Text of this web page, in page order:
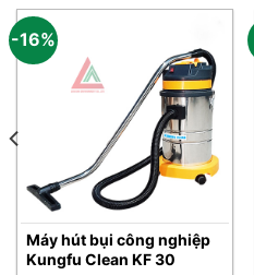
-16%
Máy hút bụi công nghiệp
Kungfu Clean KF 30